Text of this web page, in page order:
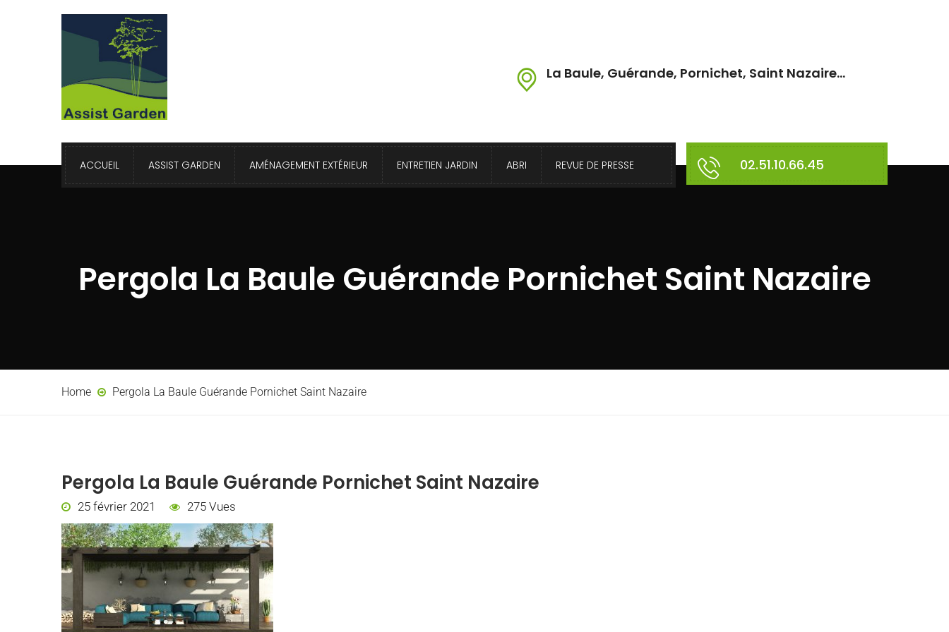
La Baule, Guérande, Pornichet, Saint Nazaire...
ACCUEIL ASSIST GARDEN AMÉNAGEMENT EXTÉRIEUR ENTRETIEN JARDIN ABRI REVUE DE PRESSE 02.51.10.66.45
Pergola La Baule Guérande Pornichet Saint Nazaire
Home Pergola La Baule Guérande Pornichet Saint Nazaire
Pergola La Baule Guérande Pornichet Saint Nazaire
25 février 2021 275 Vues